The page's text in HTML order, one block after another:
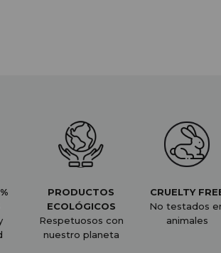
PRODUCTOS
ECOLÓGICOS
Respetuosos con
nuestro planeta
CRUELTY
No testados
animales